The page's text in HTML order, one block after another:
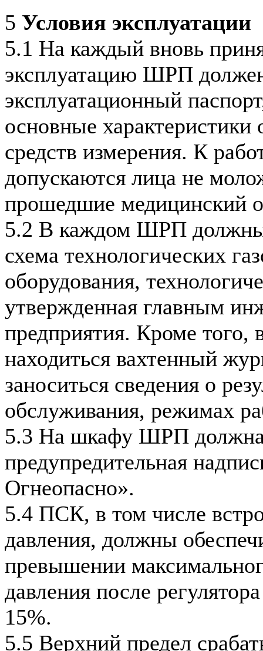
5 Условия эксплуатации
5.1 На каждый вновь
эксплуатацию ШРП
эксплуатационный
основные характеристики
средств измерения. К
допускаются лица не
прошедшие медицинский
5.2 В каждом ШРП
схема технологических
оборудования,
утвержденная главным
предприятия. Кроме
находиться вахтенный
заноситься сведения о
обслуживания, режимах
5.3 На шкафу ШРП должна
предупредительная
Огнеопасно».
5.4 ПСК, в том числе
давления, должны
превышении
давления после
15%.
5.5 Верхний предел